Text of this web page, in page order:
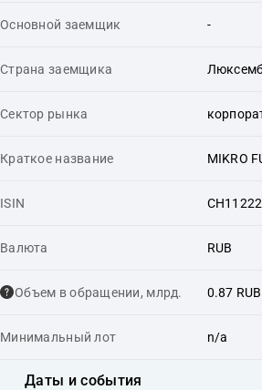
Основной заемщик -
Страна заемщика
Сектор рынка
Краткое название MIKRO
ISIN
Валюта RUB
Объем в обращении, млрд. 0.87 RUB
Минимальный лот n/a
Даты и события